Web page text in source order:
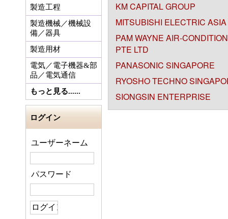
製造工程
製造機械／機械設
備／器具
製造用材
電気／電子機器&部
品／電気通信
もっと見る......
ログイン
ユーザーネーム
パスワード
KM CAPITAL GROUP
MITSUBISHI ELECTRIC
PAM WAYNE AIR-
PTE LTD
PANASONIC SINGAPORE
RYOSHO TECHNO
SIONGSIN ENTERPRISE